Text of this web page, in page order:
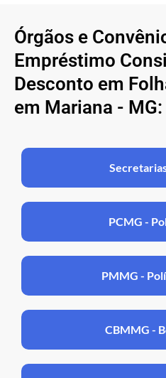
Órgãos e
Empréstimo
Desconto em
em Mariana - MG:
PCMG -
PMMG -
CBMMG -